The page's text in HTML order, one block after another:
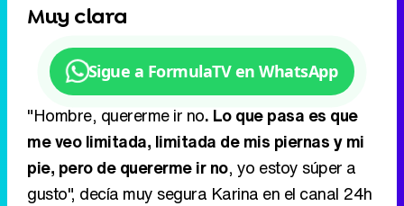
Muy clara
Sigue a FormulaTV en WhatsApp
"Hombre, quererme ir no. Lo que pasa es que
me veo limitada, limitada de mis piernas y mi
pie, pero de quererme ir no, yo estoy súper a
gusto", decía muy segura Karina en el canal 24h